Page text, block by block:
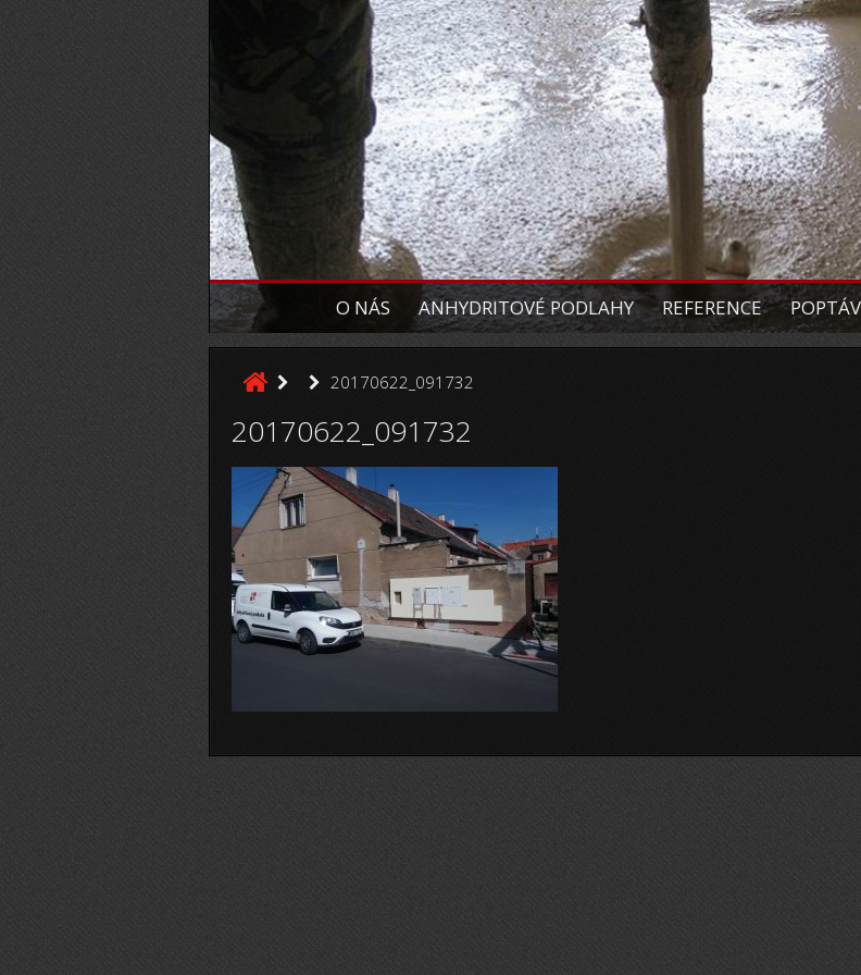
O NÁS ANHYDRITOVÉ PODLAHY REFERENCE
20170622_091732
20170622_091732